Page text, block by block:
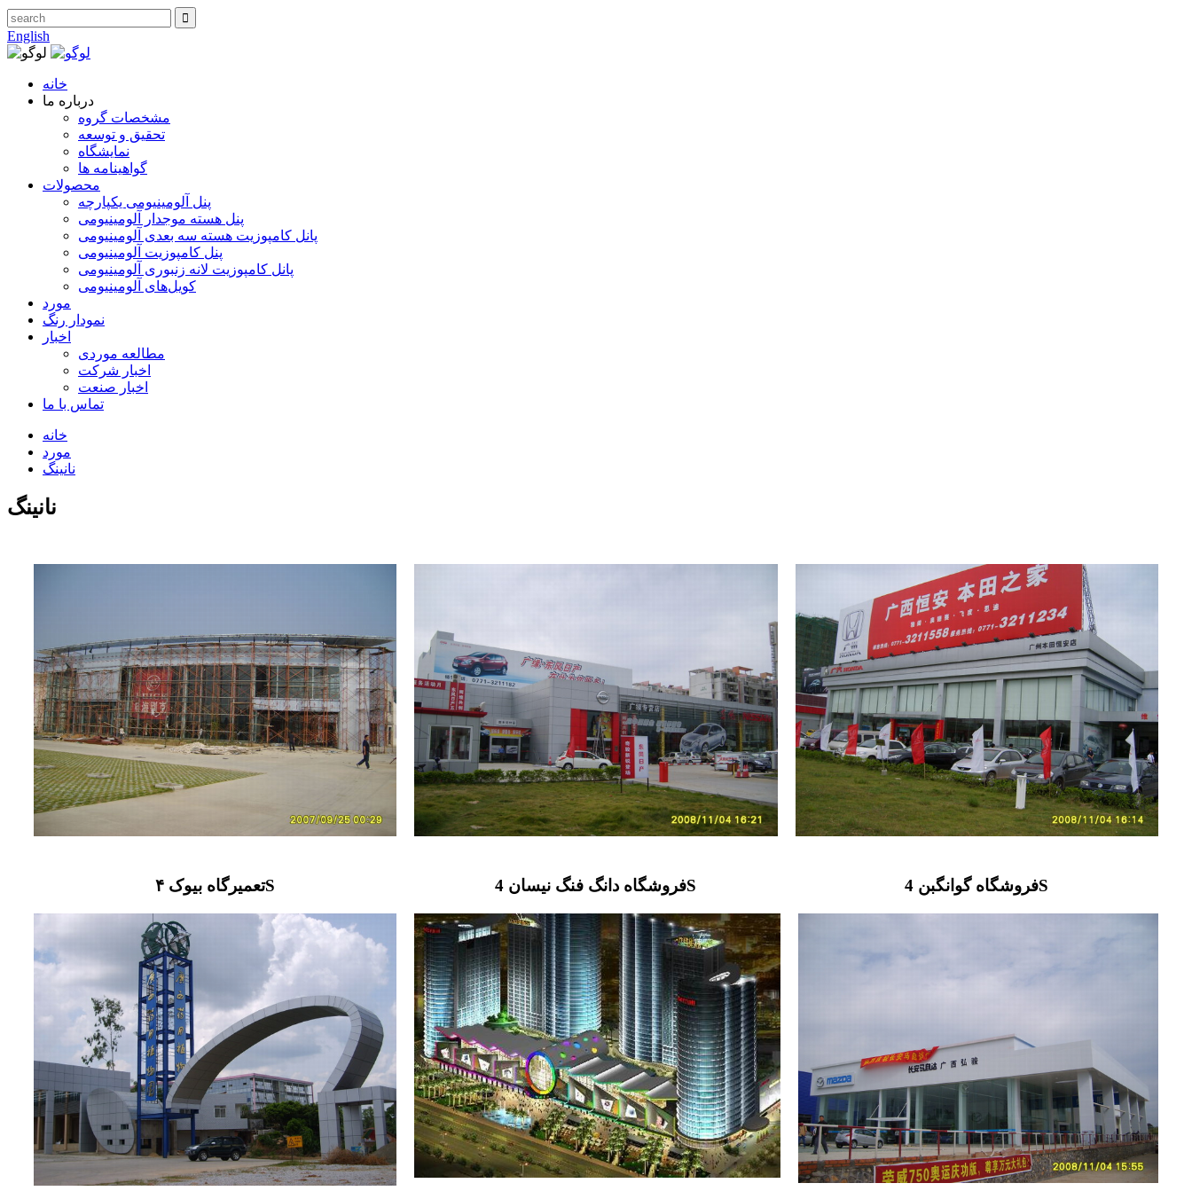
English
خانه
درباره ما
مشخصات گروه
تحقیق و توسعه
نمایشگاه
گواهینامه ها
محصولات
پنل آلومینیومی یکپارچه
پنل هسته موجدار آلومینیومی
پانل کامپوزیت هسته سه بعدی آلومینیومی
پنل کامپوزیت آلومینیومی
پانل کامپوزیت لانه زنبوری آلومینیومی
کویل‌های آلومینیومی
مورد
نمودار رنگ
اخبار
مطالعه موردی
اخبار شرکت
اخبار صنعت
تماس با ما
خانه
مورد
نانینگ
نانینگ
تعمیرگاه بیوک ۴S فروشگاه دانگ فنگ نیسان 4S فروشگاه گوانگبن 4S